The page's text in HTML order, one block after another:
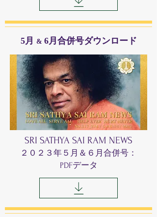
​5月 & 6月合併号ダウンロード
SRI SATHYA SAI RAM NEWS
​２０２３年５ 月＆６月合併号：
PDFデータ